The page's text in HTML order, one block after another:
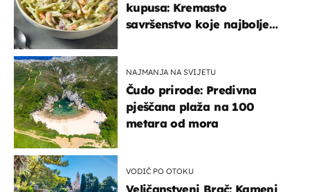
kupusa: Kremasto
savršenstvo koje najbolje
NAJMANJA NA SVIJETU
Čudo prirode: Predivna
pješčana plaža na 100
metara od mora
VODIČ PO OTOKU